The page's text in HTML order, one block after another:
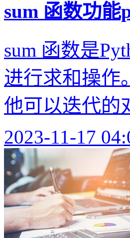
sum 函数功能
sum 函数是
进行求和操作
他可以迭代的
2023-11-17